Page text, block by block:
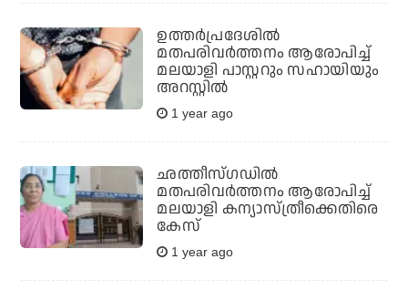
ഉത്തര്‍പ്രദേശില്‍
മതപരിവര്‍ത്തനം ആരോപിച്ച്
മലയാളി പാസ്റ്ററും സഹായിയും
അറസ്റ്റില്‍
1 year ago
ഛത്തീസ്ഗഡില്‍
മതപരിവര്‍ത്തനം ആരോപിച്ച്
മലയാളി കന്യാസ്ത്രീക്കെതിരെ
കേസ്
1 year ago